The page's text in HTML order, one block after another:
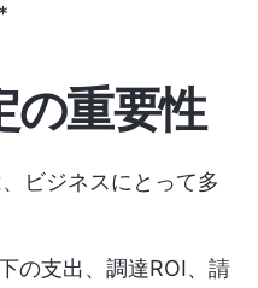
の重要性
ビジネスにとって多
の支出、調達ROI、請